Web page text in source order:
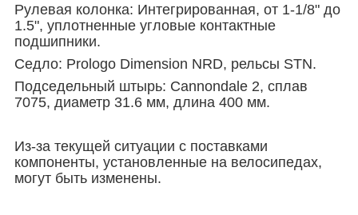
Рулевая колонка: Интегрированная, от 1-1/8" до
1.5", уплотненные угловые контактные
подшипники.
Седло: Prologo Dimension NRD, рельсы STN.
Подседельный штырь: Cannondale 2, сплав
7075, диаметр 31.6 мм, длина 400 мм.
Из-за текущей ситуации с поставками
компоненты, установленные на велосипедах,
могут быть изменены.